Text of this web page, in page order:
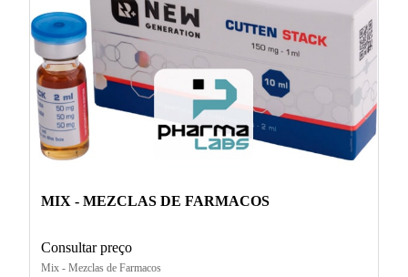
MIX - MEZCLAS DE FARMACOS
Consultar preço
Mix - Mezclas de Farmacos